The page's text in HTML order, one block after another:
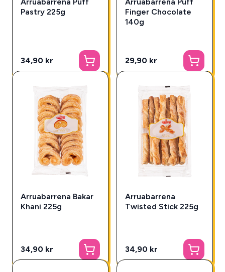
Pastry 225g
34,90 kr
Finger Chocolate
140g
29,90 kr
Arruabarrena Bakar
Khani 225g
34,90 kr
Arruabarrena
Twisted Stick 225g
34,90 kr